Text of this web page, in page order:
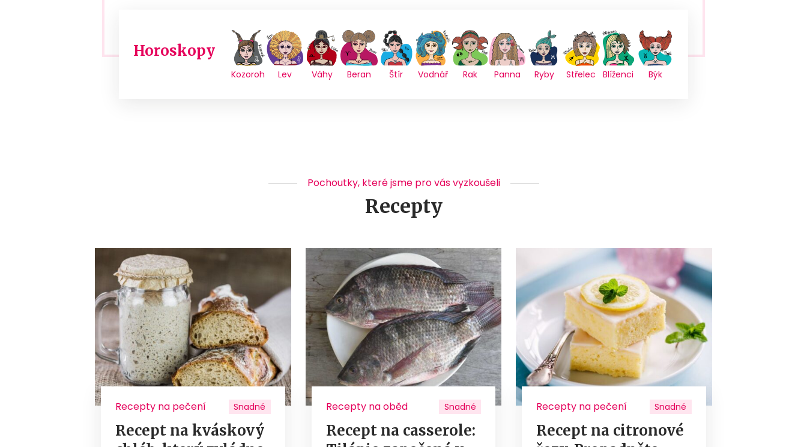
Horoskopy
Kozoroh Lev Váhy Beran Štír Vodnář Rak Panna Ryby Střelec Blíženci Býk
Pochoutky, které jsme pro vás vyzkoušeli
Recepty
Recepty na pečení Snadné
Recept na kváskový
Recepty na oběd Snadné
Recept na casserole:
Recepty na pečení Snadné
Recept na citronové